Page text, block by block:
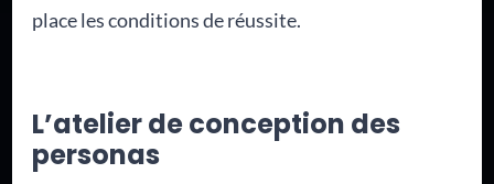
place les conditions de réussite.
L’atelier de conception des
personas